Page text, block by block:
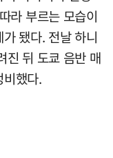
라 부르는 모습이
됐다. 전날 하니
진 뒤 도쿄 음반 매
했다.